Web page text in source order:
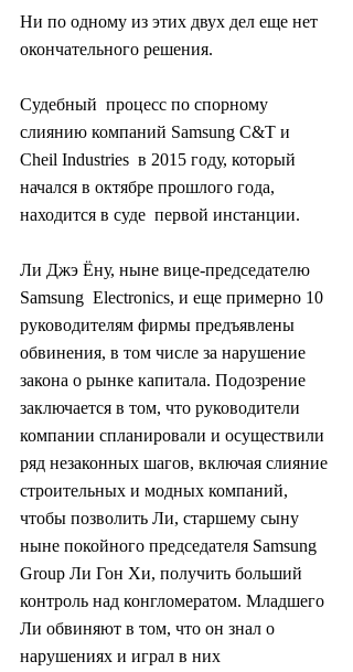
Ни по одному из этих двух дел еще нет
окончательного решения.
Судебный  процесс по спорному
слиянию компаний Samsung C&T и
Cheil Industries  в 2015 году, который
начался в октябре прошлого года,
находится в суде  первой инстанции.
Ли Джэ Ёну, ныне вице-председателю
Samsung  Electronics, и еще примерно 10
руководителям фирмы предъявлены
обвинения, в том числе за нарушение
закона о рынке капитала. Подозрение
заключается в том, что руководители
компании спланировали и осуществили
ряд незаконных шагов, включая слияние
строительных и модных компаний,
чтобы позволить Ли, старшему сыну
ныне покойного председателя Samsung
Group Ли Гон Хи, получить больший
контроль над конгломератом. Младшего
Ли обвиняют в том, что он знал о
нарушениях и играл в них